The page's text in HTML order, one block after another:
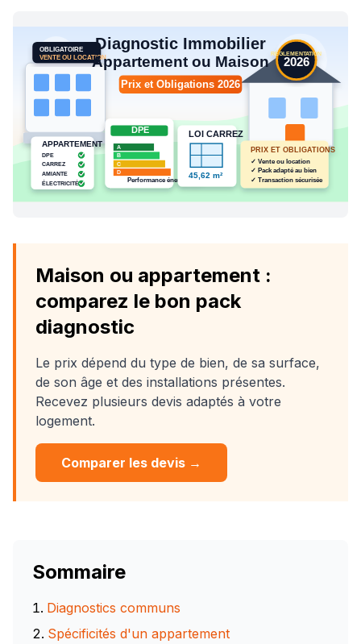
Maison ou appartement :
comparez le bon pack
diagnostic
Le prix dépend du type de bien, de sa surface,
de son âge et des installations présentes.
Recevez plusieurs devis adaptés à votre
logement.
Comparer les devis →
Sommaire
Diagnostics communs
Spécificités d'un appartement